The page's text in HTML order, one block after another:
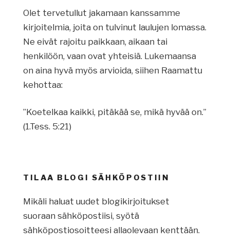
Olet tervetullut jakamaan kanssamme
kirjoitelmia, joita on tulvinut laulujen lomassa.
Ne eivät rajoitu paikkaan, aikaan tai
henkilöön, vaan ovat yhteisiä. Lukemaansa
on aina hyvä myös arvioida, siihen Raamattu
kehottaa:
”Koetelkaa kaikki, pitäkää se, mikä hyvää on.”
(1.Tess. 5:21)
TILAA BLOGI SÄHKÖPOSTIIN
Mikäli haluat uudet blogikirjoitukset
suoraan sähköpostiisi, syötä
sähköpostiosoitteesi allaolevaan kenttään.